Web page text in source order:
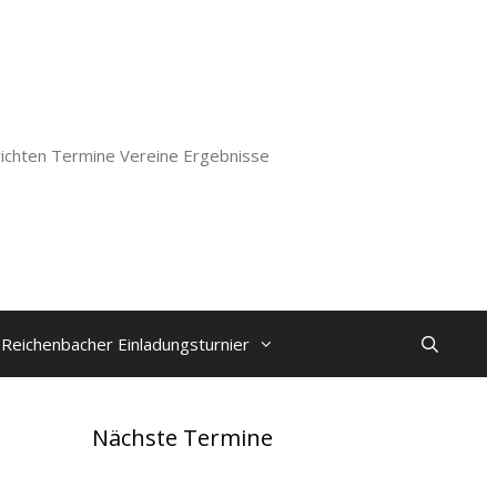
Termine Vereine Ergebnisse
Reichenbacher Einladungsturnier
Nächste Termine